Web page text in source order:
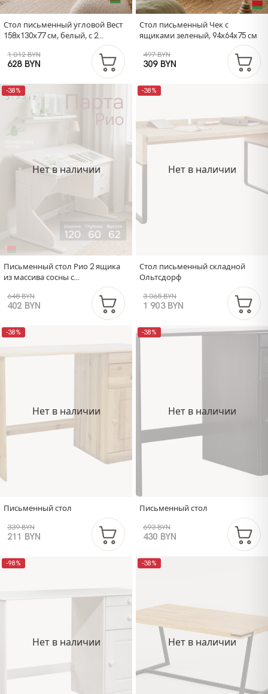
Стол письменный угловой Вест
158х130х77 см, белый, с 2
ящиками и полками, на ножках
из массива сосны
1 012 BYN
628 BYN
Стол письменный Чек с
ящиками зеленый, 94х64х75 см
497 BYN
309 BYN
Нет в наличии
-38%
Письменный стол Рио 2 ящика
из массива сосны с
регулировкой наклона, белый
648 BYN
402 BYN
Нет в наличии
-38%
Стол письменный складной
Ольтсдорф
3 065 BYN
1 903 BYN
Нет в наличии
-38%
Письменный стол
339 BYN
211 BYN
Нет в наличии
-38%
Письменный стол
693 BYN
430 BYN
Нет в наличии
-98%
Нет в наличии
-38%